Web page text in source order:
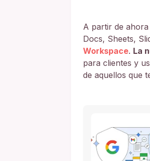
A partir de
Docs, Sheets,
Workspace. La
para clientes y
de aquellos que